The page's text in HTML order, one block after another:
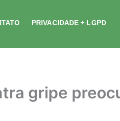
PRIVACIDADE + LGPD
gripe